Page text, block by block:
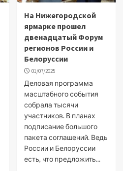
На Нижегородской
ярмарке прошел
двенадцатый Форум
регионов России и
Белоруссии
01/07/2025
Деловая программа
масштабного события
собрала тысячи
участников. В планах
подписание большого
пакета соглашений. Ведь
России и Белоруссии
есть, что предложить...